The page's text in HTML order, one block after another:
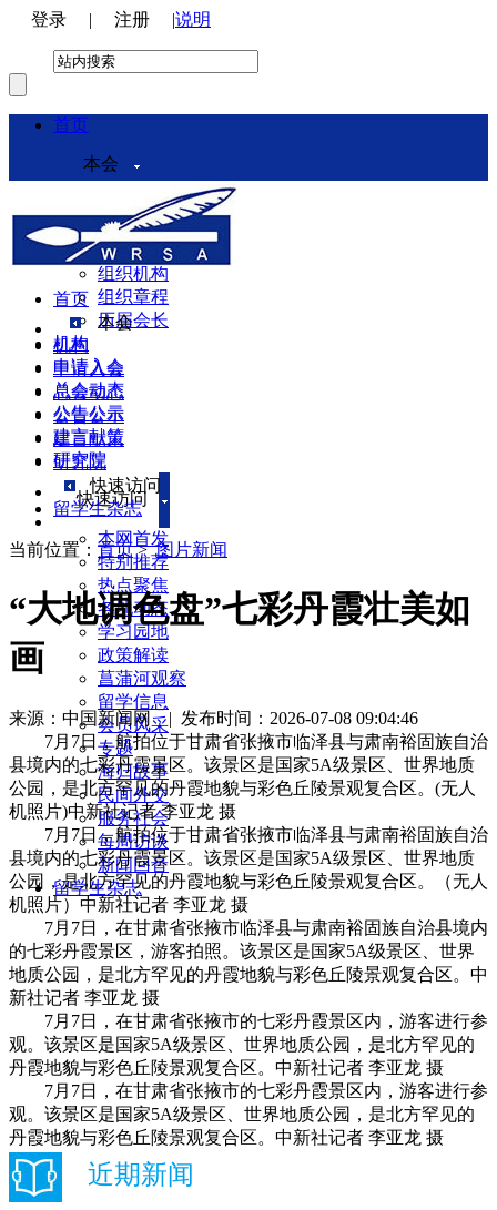
登录 | 注册 |说明
首页
本会
本会介绍
领导机构
理事会
组织机构
组织章程
历届会长
机构
申请入会
总会动态
公告公示
建言献策
研究院
快速访问
本网首发
特别推荐
热点聚焦
各地动态
学习园地
政策解读
菖蒲河观察
留学信息
会员风采
专题
海归故事
民间外交
服务社会
每周访谈
新闻回音
留学生杂志
首页
本会
机构
申请入会
总会动态
公告公示
建言献策
研究院
快速访问
留学生杂志
当前位置： 首页>图片新闻
“大地调色盘”七彩丹霞壮美如
画
来源：中国新闻网 | 发布时间：2026-07-08 09:04:46
7月7日，航拍位于甘肃省张掖市临泽县与肃南裕固族自治
县境内的七彩丹霞景区。该景区是国家5A级景区、世界地质
公园，是北方罕见的丹霞地貌与彩色丘陵景观复合区。(无人
机照片)中新社记者 李亚龙 摄
7月7日，航拍位于甘肃省张掖市临泽县与肃南裕固族自治
县境内的七彩丹霞景区。该景区是国家5A级景区、世界地质
公园，是北方罕见的丹霞地貌与彩色丘陵景观复合区。（无人
机照片）中新社记者 李亚龙 摄
7月7日，在甘肃省张掖市临泽县与肃南裕固族自治县境内
的七彩丹霞景区，游客拍照。该景区是国家5A级景区、世界
地质公园，是北方罕见的丹霞地貌与彩色丘陵景观复合区。中
新社记者 李亚龙 摄
7月7日，在甘肃省张掖市的七彩丹霞景区内，游客进行参
观。该景区是国家5A级景区、世界地质公园，是北方罕见的
丹霞地貌与彩色丘陵景观复合区。中新社记者 李亚龙 摄
7月7日，在甘肃省张掖市的七彩丹霞景区内，游客进行参
观。该景区是国家5A级景区、世界地质公园，是北方罕见的
丹霞地貌与彩色丘陵景观复合区。中新社记者 李亚龙 摄